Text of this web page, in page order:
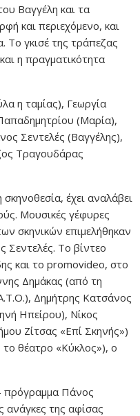
Βαγγέλη και τα
και περιεχόμενο, και
Το γκισέ της τράπεζας
η πραγματικότητα
η ταμίας), Γεωργία
(Μαρία),
Σεντελές (Βαγγέλης),
Τραγουδάρας
έχει αναλάβει
Μουσικές γέφυρες
σκηνικών επιμελήθηκαν
Σεντελές. Το βίντεο
και το promovideo, στο
Δημάκας (από τη
Δημήτρης Κατσάνος
Ηπείρου), Νίκος
Ζίτσας «Επί Σκηνής»)
θέατρο «Κύκλος»), ο
πρόγραμμα Πάνος
ανάγκες της αφίσας